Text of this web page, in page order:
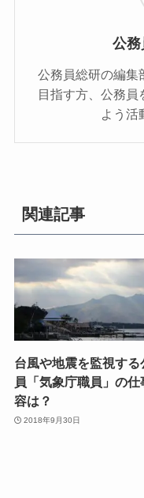
公務
公務員総研の編集
目指す方、公務員
よう活
関連記事
台風や地震を監視する
員「気象庁職員」の仕
容は？
2018年9月30日